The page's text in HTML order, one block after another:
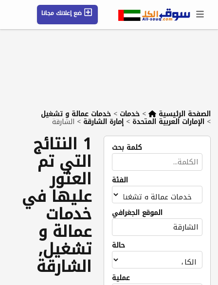
ضع إعلانك مجانا
حسابي / تسجيل
الصفحة الرئيسية > خدمات > خدمات عمالة و تشغيل
> الإمارات العربية المتحدة > إمارة الشارقة > الشارقة
كلمة بحث
الفئة
الموقع الجغرافي
حالة
عملية
1 النتائج
التي تم
العثور
عليها في
خدمات
عمالة و
تشغيل,
الشارقة